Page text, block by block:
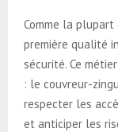
Comme la
première qualité
sécurité. Ce
: le couvreur-
respecter les
et anticiper les